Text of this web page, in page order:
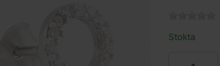
Stokta